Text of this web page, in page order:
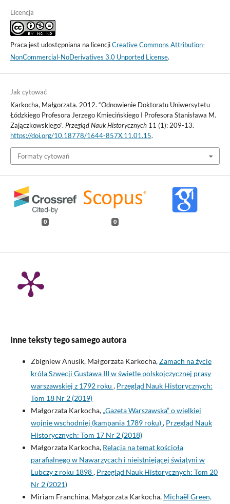
Licencja
Praca jest udostępniana na licencjiCreative Commons Attribution-
NonCommercial-NoDerivatives 3.0 Unported License.
Jak cytować
Karkocha, Małgorzata. 2012. “Odnowienie Doktoratu Uniwersytetu
Łódzkiego Profesora Jerzego Kmiecińskiego I Profesora Stanisława M.
Zajączkowskiego”. Przegląd Nauk Historycznych11 (1): 209-13.
https://doi.org/10.18778/1644-857X.11.01.15.
Formaty cytowań
0 0
Inne teksty tego samego autora
Zbigniew Anusik, Małgorzata Karkocha,Zamach na życie
króla Szwecji Gustawa III w świetle polskojęzycznej prasy
warszawskiej z 1792 roku , Przegląd Nauk Historycznych:
Tom 18 Nr 2 (2019)
Małgorzata Karkocha, „Gazeta Warszawska” o wielkiej
wojnie wschodniej (kampania 1789 roku), Przegląd Nauk
Historycznych: Tom 17 Nr 2 (2018)
Małgorzata Karkocha, Relacja na temat kościoła
parafialnego w Nawarzycach i nieistniejącej świątyni w
Lubczy z roku 1898, Przegląd Nauk Historycznych: Tom 20
Nr 2 (2021)
Miriam Franchina, Małgorzata Karkocha, Michaël Green,